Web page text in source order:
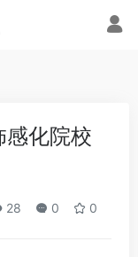
感化院校
28 0 0